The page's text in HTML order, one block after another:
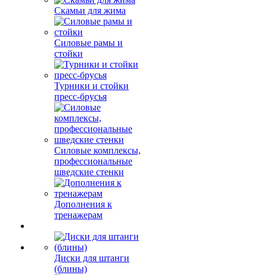
Скамьи для жима
Силовые рамы и
стойки
Турники и стойки
пресс-брусья
Силовые комплексы,
профессиональные
шведские стенки
Дополнения к
тренажерам
Диски для штанги
(блины)